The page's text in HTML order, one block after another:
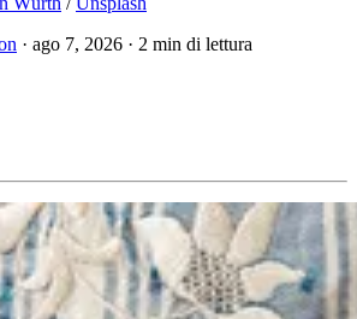
· ago 7, 2026 · 2 min di lettura